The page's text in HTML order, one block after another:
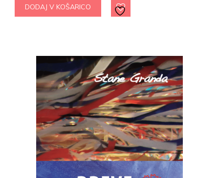
DODAJ V KOŠARICO